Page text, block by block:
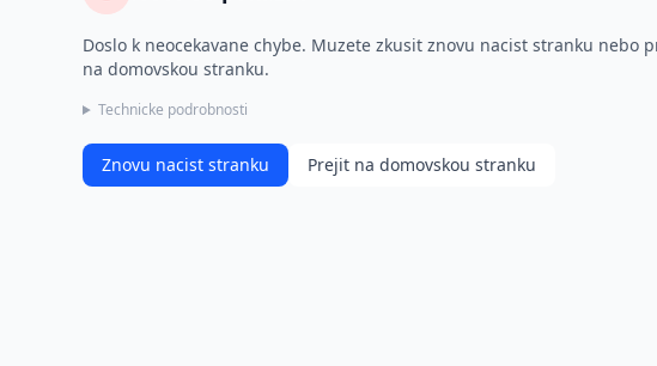
Doslo k neocekavane chybe. Muzete zkusit znovu nacist stranku nebo
na domovskou stranku.
Technicke podrobnosti
Znovu nacist stranku Prejit na domovskou stranku